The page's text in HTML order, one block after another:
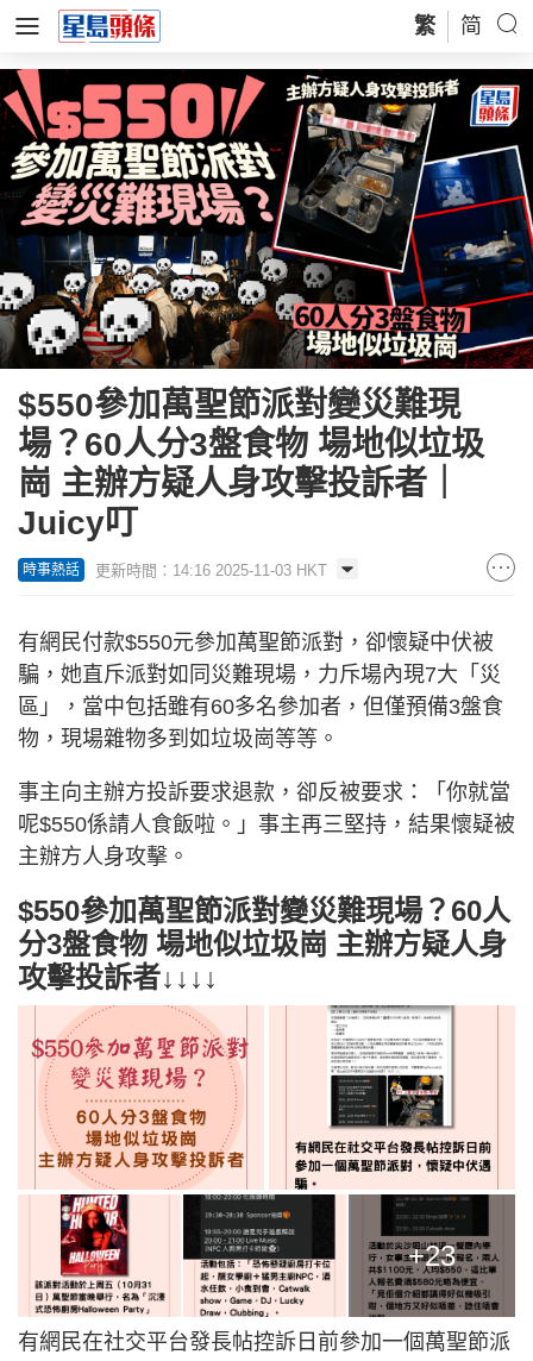
繁 简
$550參加萬聖節派對變災難現
場？60人分3盤食物 場地似垃圾
崗 主辦方疑人身攻擊投訴者｜
Juicy叮
時事熱話 更新時間：14:16 2025-11-03 HKT
有網民付款$550元參加萬聖節派對，卻懷疑中伏被
騙，她直斥派對如同災難現場，力斥場內現7大「災
區」，當中包括雖有60多名參加者，但僅預備3盤食
物，現場雜物多到如垃圾崗等等。
事主向主辦方投訴要求退款，卻反被要求：「你就當
呢$550係請人食飯啦。」事主再三堅持，結果懷疑被
主辦方人身攻擊。
$550參加萬聖節派對變災難現場？60人
分3盤食物 場地似垃圾崗 主辦方疑人身
攻擊投訴者↓↓↓↓
+23
有網民在社交平台發長帖控訴日前參加一個萬聖節派